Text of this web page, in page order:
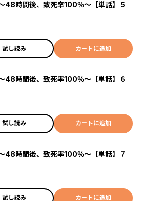
48時間後、致死率100％～【単話】５
試し読み カートに追加
48時間後、致死率100％～【単話】６
試し読み カートに追加
48時間後、致死率100％～【単話】７
試し読み カートに追加